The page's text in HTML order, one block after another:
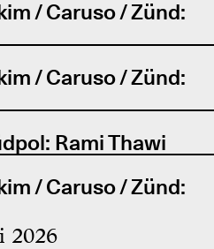
/ Caruso / Zünd:
/ Caruso / Zünd:
Rami Thawi
/ Caruso / Zünd:
2026